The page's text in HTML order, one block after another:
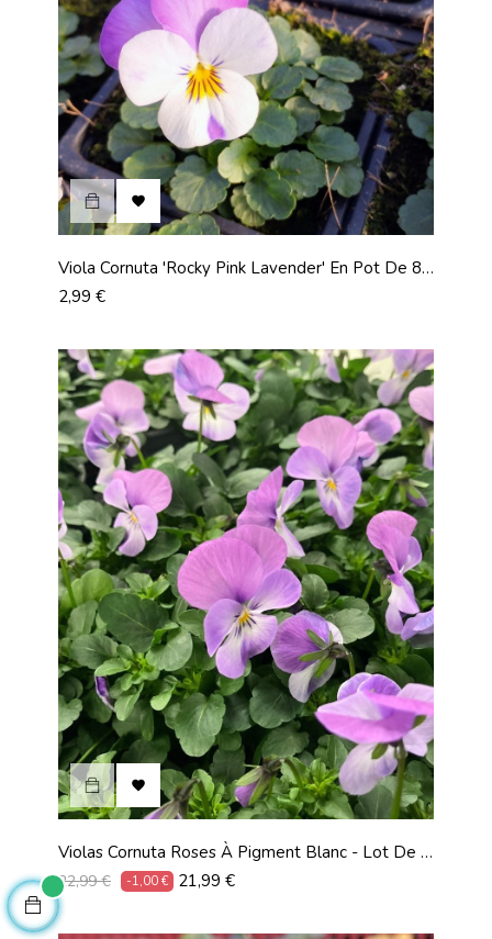

Viola Cornuta 'Rocky Pink Lavender' En Pot De 8
Cm
Prix
2,99 €

Violas Cornuta Roses À Pigment Blanc - Lot De 9
Pots De 9 Cm
Prix
habituel
22,99 € -1,00 € Prix
21,99 €